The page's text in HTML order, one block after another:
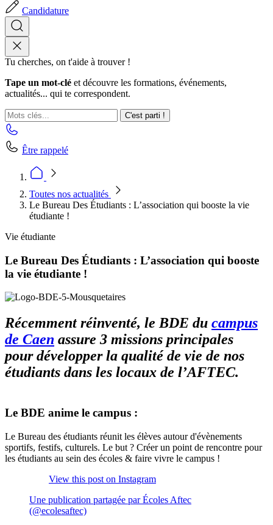
Candidature
Tu cherches, on t'aide à trouver !
Tape un mot-clé et découvre les formations, événements,
actualités... qui te correspondent.
C'est parti !
Être rappelé
Toutes nos actualités
Le Bureau Des Étudiants : L’association qui booste la vie
étudiante !
Vie étudiante
Le Bureau Des Étudiants : L’association qui booste
la vie étudiante !
Récemment réinventé, le BDE du campus
de Caen assure 3 missions principales
pour développer la qualité de vie de nos
étudiants dans les locaux de l’AFTEC.
Le BDE anime le campus :
Le Bureau des étudiants réunit les élèves autour d'évènements
sportifs, festifs, culturels. Le but ? Créer un point de rencontre pour
les étudiants au sein des écoles & faire vivre le campus !
View this post on Instagram
Une publication partagée par Écoles Aftec
(@ecolesaftec)